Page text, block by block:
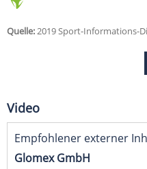
Quelle:2019 Sport-Informations-
Video
Empfohlener externer
Glomex GmbH